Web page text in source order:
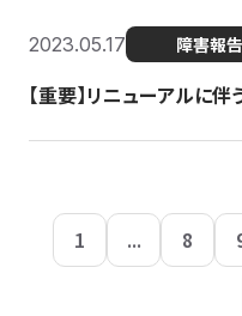
2023.05.17 障害報告
【重要】リニューアルに
1 ... 8